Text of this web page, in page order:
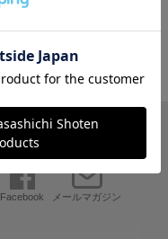
Facebook メールマガジン